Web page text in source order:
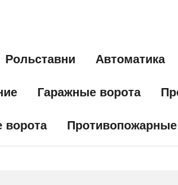
Рольставни Автоматика
Гаражные ворота
ворота